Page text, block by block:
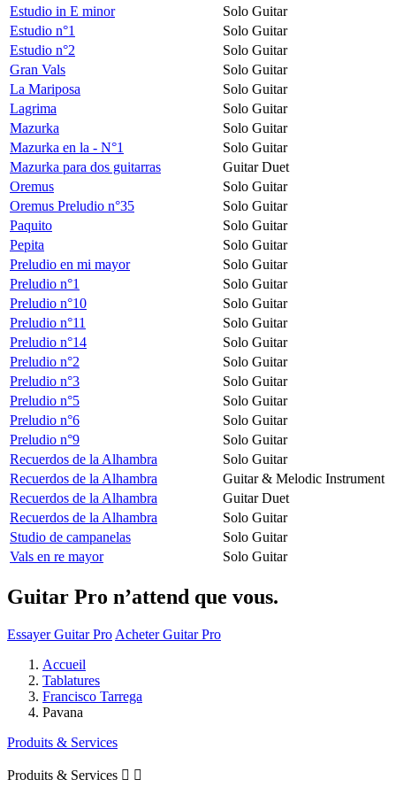
Estudio in E minor
Solo Guitar
Estudio n°1
Solo Guitar
Estudio n°2
Solo Guitar
Gran Vals
Solo Guitar
La Mariposa
Solo Guitar
Lagrima
Solo Guitar
Mazurka
Solo Guitar
Mazurka en la - N°1
Solo Guitar
Mazurka para dos guitarras
Guitar Duet
Oremus
Solo Guitar
Oremus Preludio n°35
Solo Guitar
Paquito
Solo Guitar
Pepita
Solo Guitar
Preludio en mi mayor
Solo Guitar
Preludio n°1
Solo Guitar
Preludio n°10
Solo Guitar
Preludio n°11
Solo Guitar
Preludio n°14
Solo Guitar
Preludio n°2
Solo Guitar
Preludio n°3
Solo Guitar
Preludio n°5
Solo Guitar
Preludio n°6
Solo Guitar
Preludio n°9
Solo Guitar
Recuerdos de la Alhambra
Solo Guitar
Recuerdos de la Alhambra
Guitar & Melodic Instrument
Recuerdos de la Alhambra
Guitar Duet
Recuerdos de la Alhambra
Solo Guitar
Studio de campanelas
Solo Guitar
Vals en re mayor
Solo Guitar
Guitar Pro n’attend que vous.
Essayer Guitar Pro Acheter Guitar Pro
Accueil
Tablatures
Francisco Tarrega
Pavana
Produits & Services
Produits & Services  